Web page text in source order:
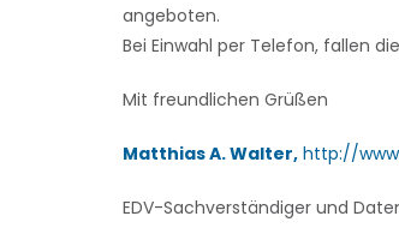
angeboten.
Bei Einwahl per Telefon, fallen
Mit freundlichen Grüßen
Matthias A. Walter, http://
EDV-Sachverständiger und